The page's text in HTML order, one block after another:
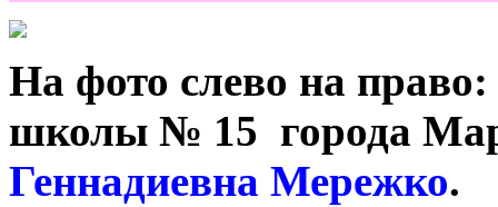
На фото слево на право:
школы № 15 города
Геннадиевна Мережко.